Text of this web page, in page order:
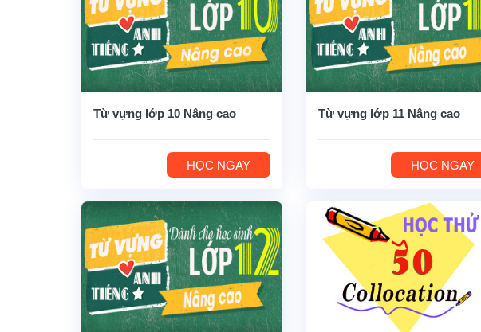
Từ vựng lớp 10 Nâng cao
HỌC NGAY
Từ vựng lớp 11 Nâng cao
HỌC NGAY